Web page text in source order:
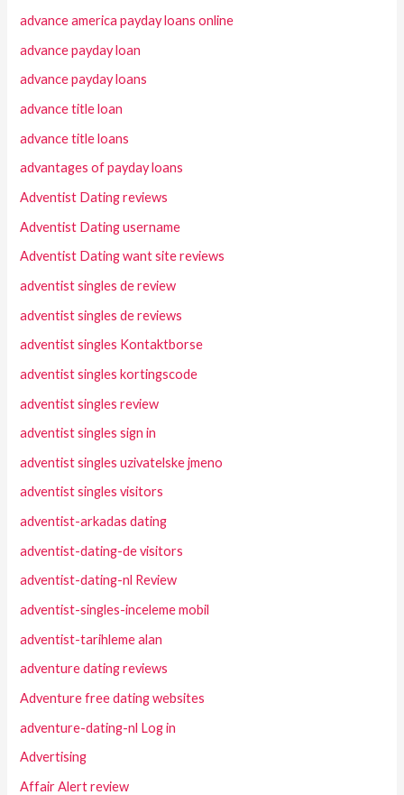
advance america payday loans online
advance payday loan
advance payday loans
advance title loan
advance title loans
advantages of payday loans
Adventist Dating reviews
Adventist Dating username
Adventist Dating want site reviews
adventist singles de review
adventist singles de reviews
adventist singles Kontaktborse
adventist singles kortingscode
adventist singles review
adventist singles sign in
adventist singles uzivatelske jmeno
adventist singles visitors
adventist-arkadas dating
adventist-dating-de visitors
adventist-dating-nl Review
adventist-singles-inceleme mobil
adventist-tarihleme alan
adventure dating reviews
Adventure free dating websites
adventure-dating-nl Log in
Advertising
Affair Alert review